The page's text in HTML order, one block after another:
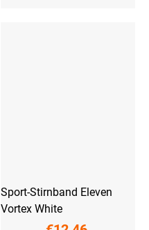
Sport-Stirnband Eleven
Vortex White